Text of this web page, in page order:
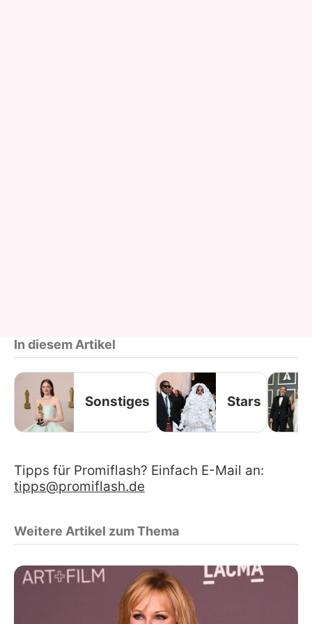
In diesem Artikel
Sonstiges Stars
Tipps für Promiflash? Einfach E-Mail an:
tipps@promiflash.de
Weitere Artikel zum Thema